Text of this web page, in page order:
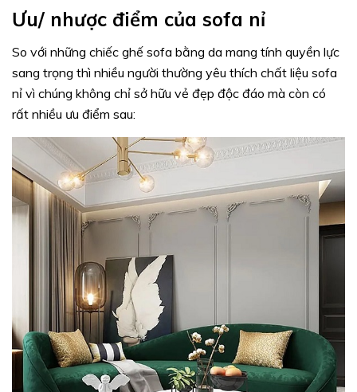
Ưu/ nhược điểm của sofa nỉ
So với những chiếc ghế sofa bằng da mang tính quyền lực
sang trọng thì nhiều người thường yêu thích chất liệu sofa
nỉ vì chúng không chỉ sở hữu vẻ đẹp độc đáo mà còn có
rất nhiều ưu điểm sau: